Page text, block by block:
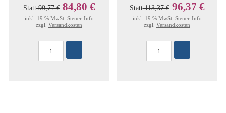
Statt99,77 € 84,80 €
inkl. 19 % MwSt. Steuer-Info
zzgl. Versandkosten
Statt113,37 € 96,37 €
inkl. 19 % MwSt. Steuer-Info
zzgl. Versandkosten